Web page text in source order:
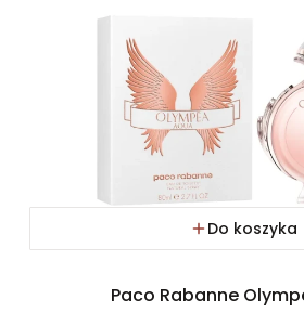
Do koszyka
Paco Rabanne